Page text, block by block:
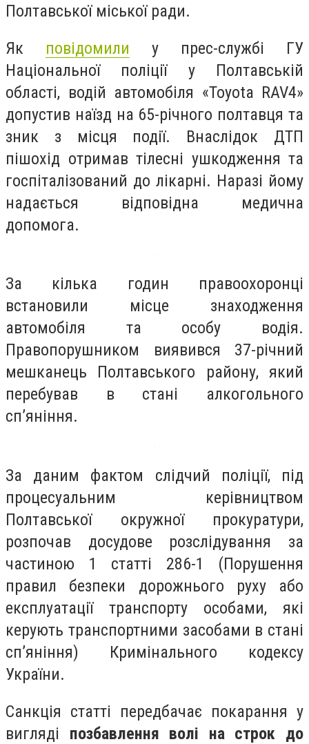
Полтавської міської ради.
Як повідомили у прес-службі ГУ
Національної поліції у Полтавській
області, водій автомобіля «Toyota RAV4»
допустив наїзд на 65-річного полтавця та
зник з місця події. Внаслідок ДТП
пішохід отримав тілесні ушкодження та
госпіталізований до лікарні. Наразі йому
надається відповідна медична
допомога.
За кілька годин правоохоронці
встановили місце знаходження
автомобіля та особу водія.
Правопорушником виявився 37-річний
мешканець Полтавського району, який
перебував в стані алкогольного
сп’яніння.
За даним фактом слідчий поліції, під
процесуальним керівництвом
Полтавської окружної прокуратури,
розпочав досудове розслідування за
частиною 1 статті 286-1 (Порушення
правил безпеки дорожнього руху або
експлуатації транспорту особами, які
керують транспортними засобами в стані
сп’яніння) Кримінального кодексу
України.
Санкція статті передбачає покарання у
вигляді позбавлення волі на строк до